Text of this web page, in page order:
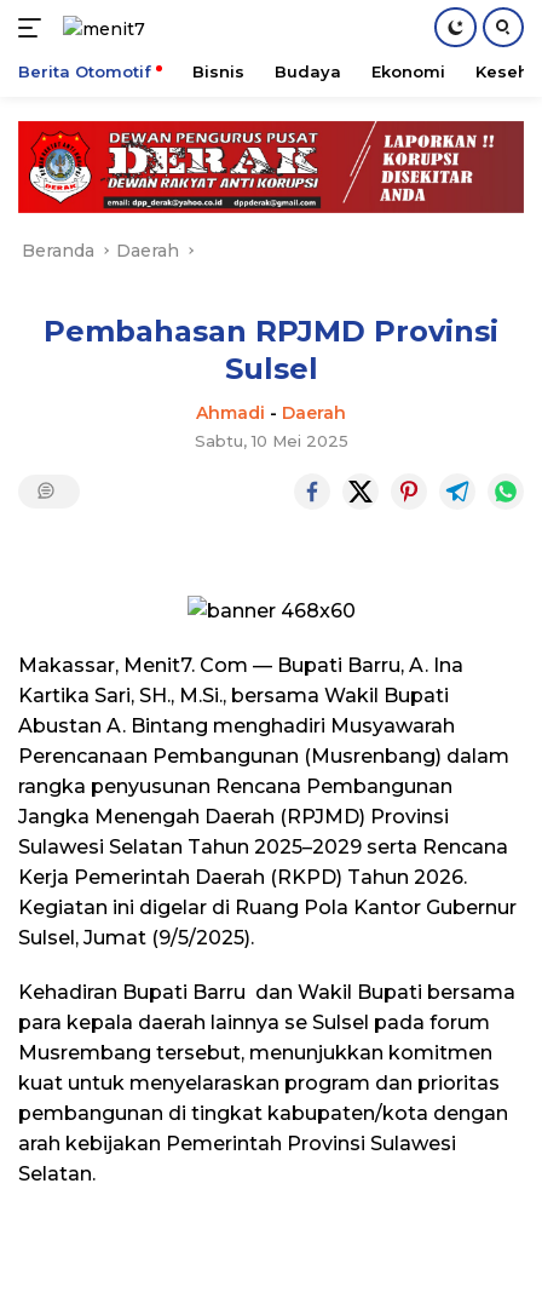
konten
Berita Otomotif Bisnis Budaya Ekonomi
Beranda Daerah
Pembahasan RPJMD Provinsi
Sulsel
Ahmadi - Daerah
Sabtu, 10 Mei 2025
Makassar, Menit7. Com — Bupati Barru, A. Ina
Kartika Sari, SH., M.Si., bersama Wakil Bupati
Abustan A. Bintang menghadiri Musyawarah
Perencanaan Pembangunan (Musrenbang) dalam
rangka penyusunan Rencana Pembangunan
Jangka Menengah Daerah (RPJMD) Provinsi
Sulawesi Selatan Tahun 2025–2029 serta Rencana
Kerja Pemerintah Daerah (RKPD) Tahun 2026.
Kegiatan ini digelar di Ruang Pola Kantor Gubernur
Sulsel, Jumat (9/5/2025).
Kehadiran Bupati Barru dan Wakil Bupati bersama
para kepala daerah lainnya se Sulsel pada forum
Musrembang tersebut, menunjukkan komitmen
kuat untuk menyelaraskan program dan prioritas
pembangunan di tingkat kabupaten/kota dengan
arah kebijakan Pemerintah Provinsi Sulawesi
Selatan.